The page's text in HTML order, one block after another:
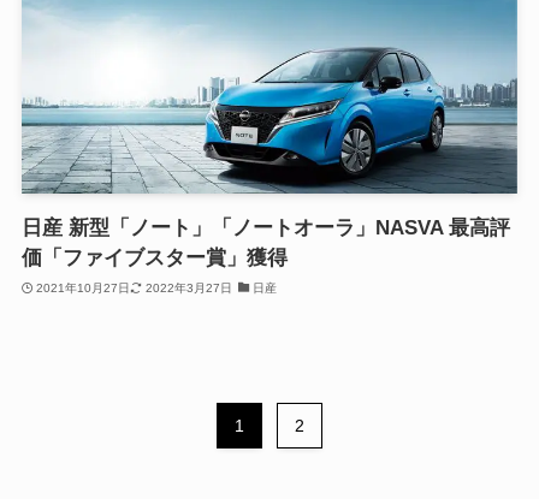
日産 新型「ノート」「ノートオーラ」NASVA 最高評
価「ファイブスター賞」獲得
2021年10月27日 2022年3月27日 日産
1 2